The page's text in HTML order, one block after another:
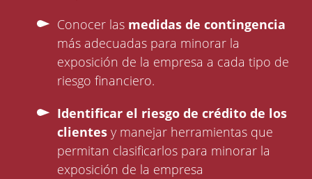
Conocer las medidas de contingencia
más adecuadas para minorar la
exposición de la empresa a cada tipo de
riesgo financiero.
Identificar el riesgo de crédito de los
clientes y manejar herramientas que
permitan clasificarlos para minorar la
exposición de la empresa